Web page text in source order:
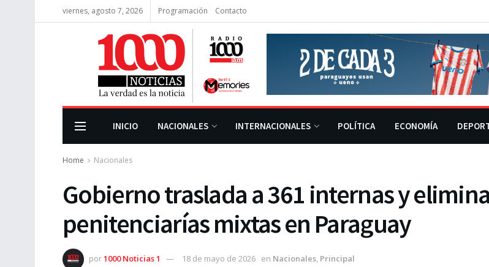
viernes, agosto 7, 2026 Programación Contacto
INICIO NACIONALES INTERNACIONALES POLÍTICA ECONOMÍA
Home Nacionales
Gobierno traslada a 361 internas y elimina
penitenciarías mixtas en Paraguay
por1000 Noticias 1 18 de mayo de 2026 en Nacionales, Principal